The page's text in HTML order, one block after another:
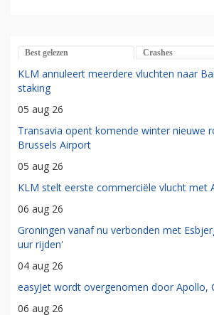
Best gelezen Crashes
KLM annuleert meerdere vluchten naar
staking
05 aug 26
Transavia opent komende winter nieuwe
Brussels Airport
05 aug 26
KLM stelt eerste commerciële vlucht met
06 aug 26
Groningen vanaf nu verbonden met
uur rijden'
04 aug 26
easyJet wordt overgenomen door Apollo,
06 aug 26